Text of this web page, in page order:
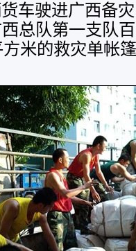
车驶进广西备
总队第一支队
米的救灾单帐